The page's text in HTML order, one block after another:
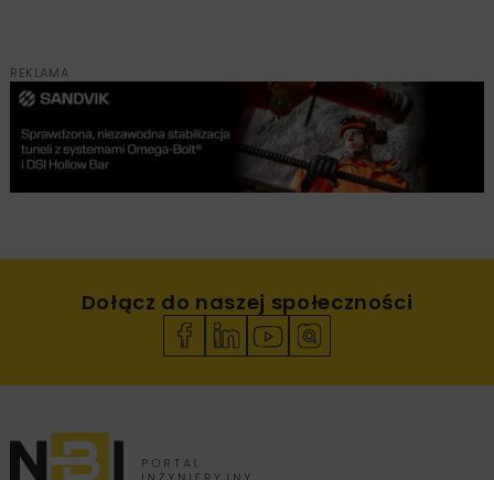
REKLAMA
Dołącz do naszej społeczności